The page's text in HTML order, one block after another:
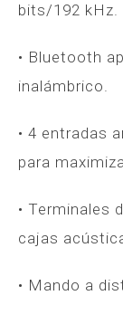
bits/192 kHz.
• Bluetooth
inalámbrico.
• 4 entradas
para
• Terminales
cajas
• Mando a